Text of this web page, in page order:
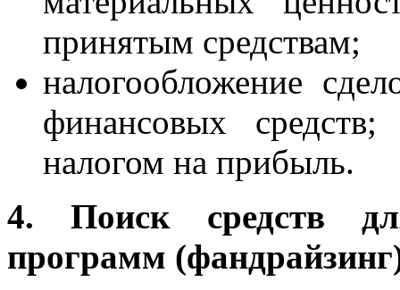
принятым средствам;
налогообложение
финансовых
налогом на прибыль.
4. Поиск средств
программ